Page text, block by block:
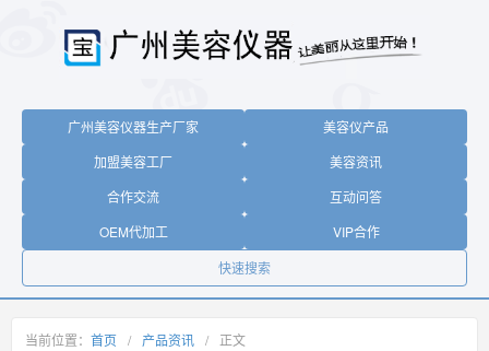
广州美容仪器生产厂家
美容仪产品
加盟美容工厂
美容资讯
合作交流
互动问答
OEM代加工
VIP合作
快速搜索
当前位置： 首页 / 产品资讯 / 正文